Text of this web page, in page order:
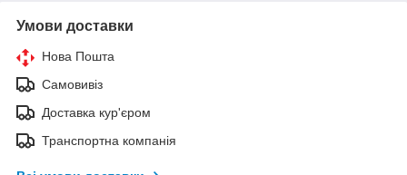
Умови доставки
Нова Пошта
Самовивіз
Доставка кур'єром
Транспортна компанія